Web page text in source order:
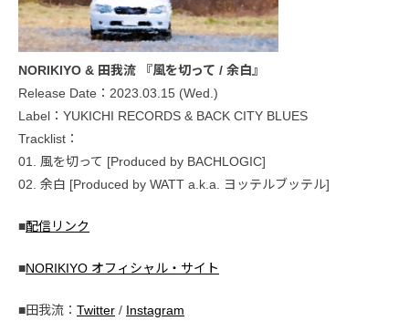
NORIKIYO & 田我流 『風を切って / 余白』
Release Date：2023.03.15 (Wed.)
Label：YUKICHI RECORDS & BACK CITY BLUES
Tracklist：
01. 風を切って [Produced by BACHLOGIC]
02. 余白 [Produced by WATT a.k.a. ヨッテルブッテル]
■配信リンク
■NORIKIYO オフィシャル・サイト
■田我流： Twitter / Instagram